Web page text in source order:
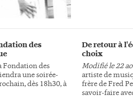
des
Fondation des
une soirée-
dès 18h30, à
De retour à
choix
Modifié le 22
artiste de
frère de Fred
savoir-faire